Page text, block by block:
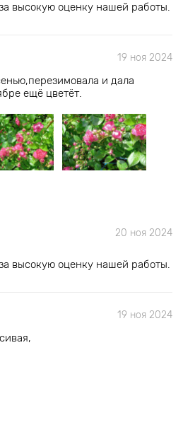
высокую оценку нашей работы.
19 ноя 2024
и дала
ещё цветёт.
20 ноя 2024
высокую оценку нашей работы.
19 ноя 2024